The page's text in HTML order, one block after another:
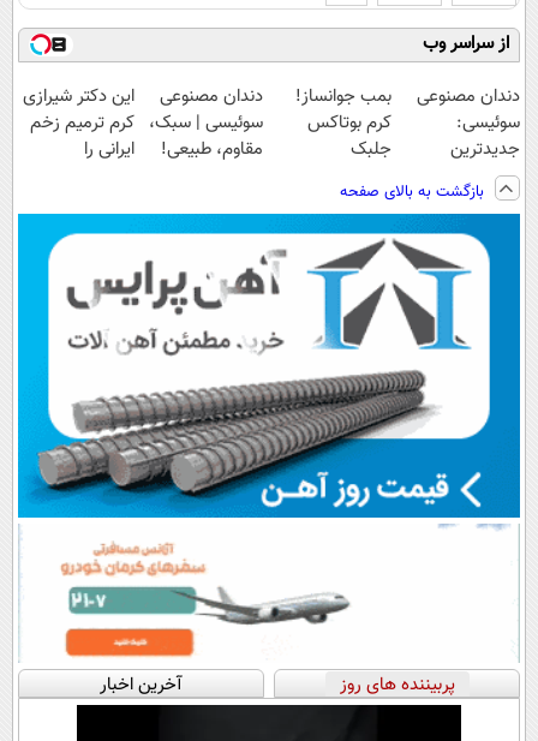
از سراسر وب
دندان مصنوعی
سوئیسی:
جدیدترین
فناوری اروپا،
سبک و مقاوم |
پرداخت قسطی
بمب جوانساز!
کرم بوتاکس
جلبک
دندان مصنوعی
سوئیسی | سبک،
مقاوم، طبیعی!
اقساطی😍
این دکتر شیرازی
کرم ترمیم زخم
ایرانی را
بازگشت به بالای صفحه
پربیننده های روز آخرین اخبار